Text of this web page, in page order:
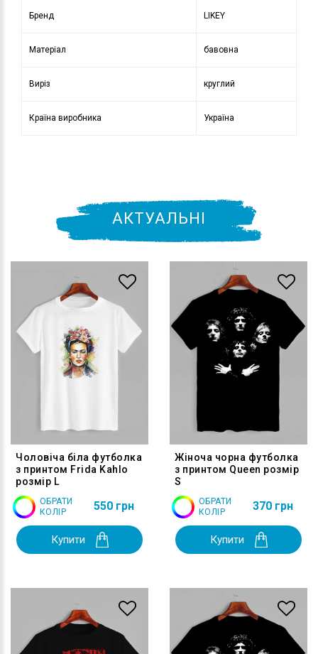
Бренд LIKEY
Матеріал бавовна
Виріз круглий
Країна виробника Україна
АКТУАЛЬНІ
Чоловіча біла футболка
з принтом Frida Kahlo
розмір L
ОБРАТИ
КОЛІР
550 грн
Купити
Жіноча чорна футболка
з принтом Queen розмір
S
ОБРАТИ
КОЛІР
370 грн
Купити